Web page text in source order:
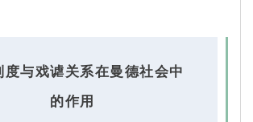
度与戏谑关系在曼德社会中
的作用